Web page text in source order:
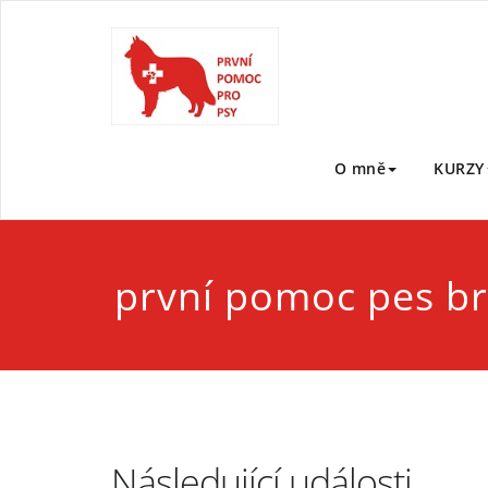
O mně KURZY
první pomoc pes